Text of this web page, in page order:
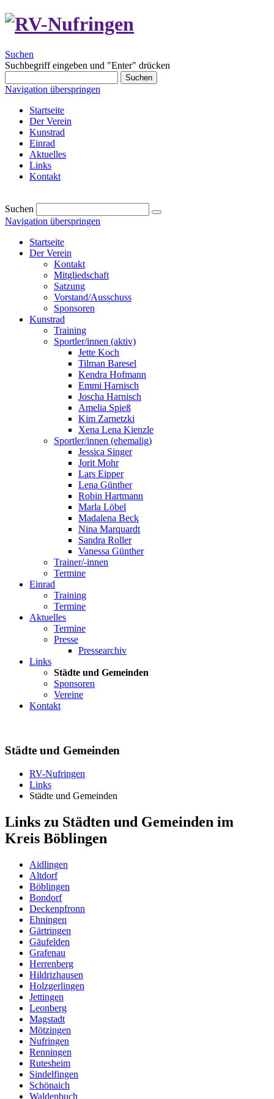
Suchen
Suchbegriff eingeben und "Enter" drücken
Suchen
Navigation überspringen
Startseite
Der Verein
Kunstrad
Einrad
Aktuelles
Links
Kontakt
Suchen
Navigation überspringen
Startseite
Der Verein
Kontakt
Mitgliedschaft
Satzung
Vorstand/Ausschuss
Sponsoren
Kunstrad
Training
Sportler/innen (aktiv)
Jette Koch
Tilman Baresel
Kendra Hofmann
Emmi Harnisch
Joscha Harnisch
Amelia Spieß
Kim Zarnetzki
Xena Lena Kienzle
Sportler/innen (ehemalig)
Jessica Singer
Jorit Mohr
Lars Eipper
Lena Günther
Robin Hartmann
Marla Löbel
Madalena Beck
Nina Marquardt
Sandra Roller
Vanessa Günther
Trainer/-innen
Termine
Einrad
Training
Termine
Aktuelles
Termine
Presse
Pressearchiv
Links
Städte und Gemeinden
Sponsoren
Vereine
Kontakt
Städte und Gemeinden
RV-Nufringen
Links
Städte und Gemeinden
Links zu Städten und Gemeinden im
Kreis Böblingen
Aidlingen
Altdorf
Böblingen
Bondorf
Deckenpfronn
Ehningen
Gärtringen
Gäufelden
Grafenau
Herrenberg
Hildrizhausen
Holzgerlingen
Jettingen
Leonberg
Magstadt
Mötzingen
Nufringen
Renningen
Rutesheim
Sindelfingen
Schönaich
Waldenbuch